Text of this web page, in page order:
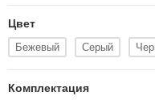
Цвет
Бежевый Серый
Комплектация